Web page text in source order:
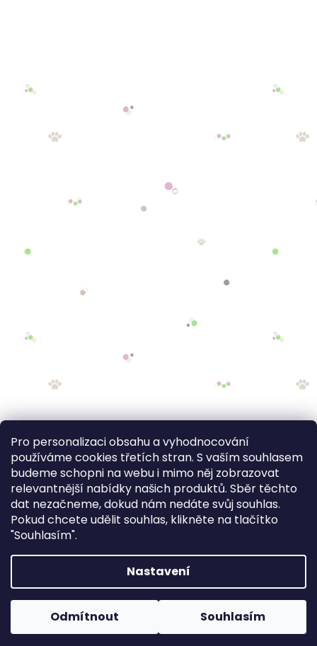
Pro personalizaci obsahu a vyhodnocování
používáme cookies třetích stran. S vaším souhlasem
budeme schopni na webu i mimo něj zobrazovat
relevantnější nabídky našich produktů. Sběr těchto
dat nezačneme, dokud nám nedáte svůj souhlas.
Pokud chcete udělit souhlas, klikněte na tlačítko
"Souhlasím".
Nastavení
Odmítnout Souhlasím